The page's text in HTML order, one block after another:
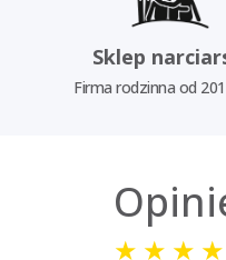
Sklep
Firma rodzinna od
★ ★ ★ ★